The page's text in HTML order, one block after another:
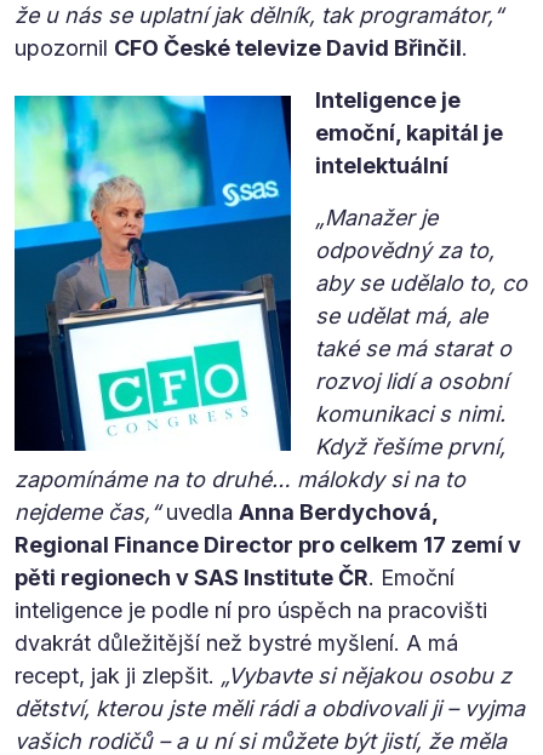
že u nás se uplatní jak dělník, tak programátor,“
upozornil CFO České televize David Břinčil.
Inteligence je
emoční, kapitál je
intelektuální
„Manažer je
odpovědný za to,
aby se udělalo to, co
se udělat má, ale
také se má starat o
rozvoj lidí a osobní
komunikaci s nimi.
Když řešíme první,
zapomínáme na to druhé… málokdy si na to
nejdeme čas,“uvedla Anna Berdychová,
Regional Finance Director pro celkem 17 zemí v
pěti regionech v SAS Institute ČR. Emoční
inteligence je podle ní pro úspěch na pracovišti
dvakrát důležitější než bystré myšlení. A má
recept, jak ji zlepšit. „Vybavte si nějakou osobu z
dětství, kterou jste měli rádi a obdivovali ji – vyjma
vašich rodičů – a u ní si můžete být jistí, že měla